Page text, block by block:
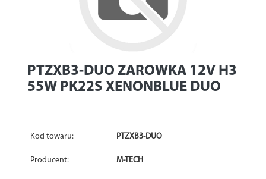
PTZXB3-DUO ZAROWKA 12V H3
55W PK22S XENONBLUE DUO
Kod towaru: PTZXB3-DUO
Producent: M-TECH